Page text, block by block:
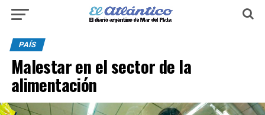
PAÍS
Malestar en el sector de la
alimentación